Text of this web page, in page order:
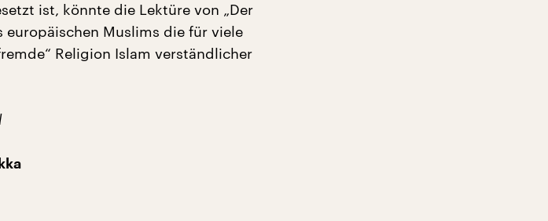
ist, könnte die Lektüre von „Der
europäischen Muslims die für viele
Religion Islam verständlicher